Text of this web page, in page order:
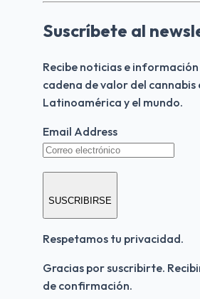
Suscríbete al
Recibe noticias e información
cadena de valor del cannabis
Latinoamérica y el mundo.
Email Address
SUSCRIBIRSE
Respetamos tu privacidad.
Gracias por suscribirte.
de confirmación.